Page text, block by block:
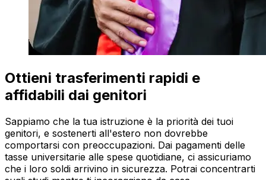
Ottieni trasferimenti rapidi e
affidabili dai genitori
Sappiamo che la tua istruzione è la priorità dei tuoi
genitori, e sostenerti all'estero non dovrebbe
comportarsi con preoccupazioni. Dai pagamenti delle
tasse universitarie alle spese quotidiane, ci assicuriamo
che i loro soldi arrivino in sicurezza. Potrai concentrarti